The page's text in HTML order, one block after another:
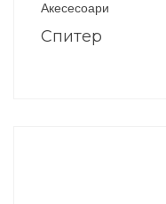
Акесесоари
Спитер